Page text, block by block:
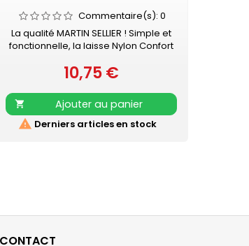
Commentaire(s):0
La qualité MARTIN SELLIER ! Simple et
fonctionnelle, la laisse Nylon Confort
promenades en toute sécurité.
Laisse en nylon, robuste et résistante
Poignée renforcée pour plus de
confort Mousqueton laqué noir
Retrouvez également les COLLIERS
Prix
10,75 €

Ajouter au panier
 Derniers articles en stock
CONTACT